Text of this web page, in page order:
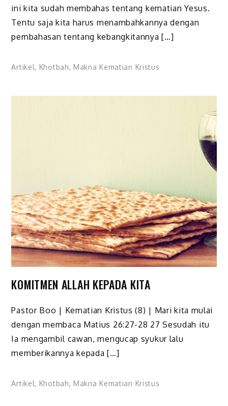
ini kita sudah membahas tentang kematian Yesus.
Tentu saja kita harus menambahkannya dengan
pembahasan tentang kebangkitannya […]
Artikel, Khotbah, Makna Kematian Kristus
KOMITMEN ALLAH KEPADA KITA
Pastor Boo | Kematian Kristus (8) | Mari kita mulai
dengan membaca Matius 26:27-28 27 Sesudah itu
Ia mengambil cawan, mengucap syukur lalu
memberikannya kepada […]
Artikel, Khotbah, Makna Kematian Kristus